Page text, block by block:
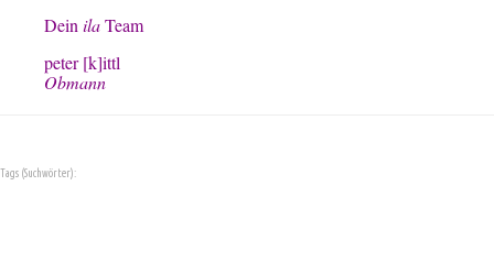
Dein ilaTeam
peter [k]ittl
Obmann
Tags (Suchwörter):